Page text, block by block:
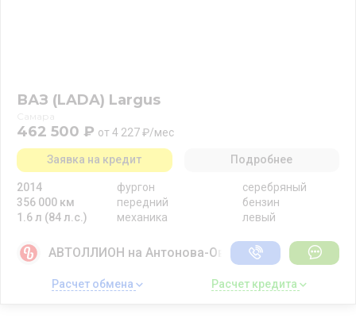
ВАЗ (LADA) Largus
Самара
462 500 ₽ от 4 227 ₽/мес
2014
356 000 км
1.6 л (84 л.с.)
фургон
передний
механика
серебряный
бензин
левый
Заявка на кредит Подробнее
АВТОЛЛИОН на Антонова-Овсеенко
Расчет обмена Расчет кредита